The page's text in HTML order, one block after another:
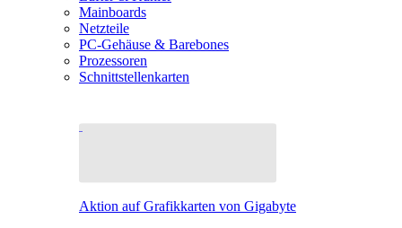
Mainboards
Netzteile
PC-Gehäuse & Barebones
Prozessoren
Schnittstellenkarten
Aktion auf Grafikkarten von Gigabyte